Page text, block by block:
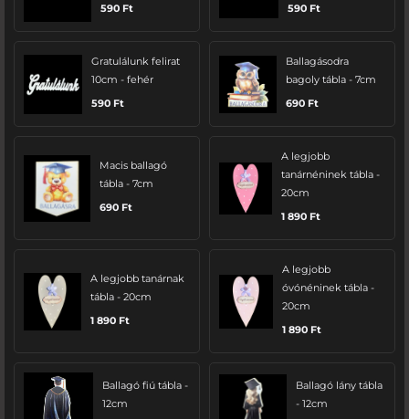
590 Ft
590 Ft
Gratulálunk felirat
10cm - fehér
590 Ft
Ballagásodra
bagoly tábla - 7cm
690 Ft
Macis ballagó
tábla - 7cm
690 Ft
A legjobb
tanárnéninek tábla -
20cm
1 890 Ft
A legjobb tanárnak
tábla - 20cm
1 890 Ft
A legjobb
óvónéninek tábla -
20cm
1 890 Ft
Ballagó fiú tábla -
12cm
Ballagó lány tábla
- 12cm